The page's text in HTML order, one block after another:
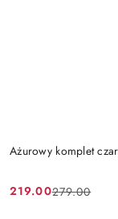
Ażurowy komplet
Cena
219.00
Cena
279.00